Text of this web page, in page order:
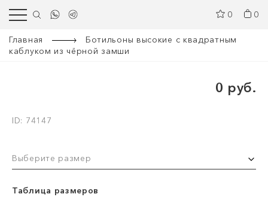
0 0
Главная
Ботильоны высокие с квадратным
каблуком из чёрной замши
0 руб.
ID: 74147
Выберите размер
Таблица размеров